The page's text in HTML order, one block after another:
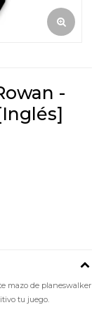
-
mazo de planeswalker
tu juego.